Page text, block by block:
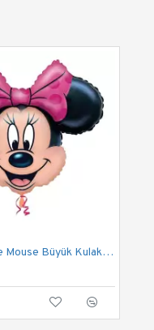
Toptan Minnie Mouse Büyük Kulak Folyo Balon